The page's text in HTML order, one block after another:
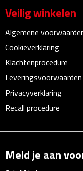
Kopjes
Mokken
Schoteltjes
Thermossets
Kantoor &
Agenda's &
Agenda's
Veilig winkelen
Algemene
Cookieverklaring
Klachtenprocedure
Leveringsvoorwaarden
Privacyverklaring
Recall procedure
Meld je aan